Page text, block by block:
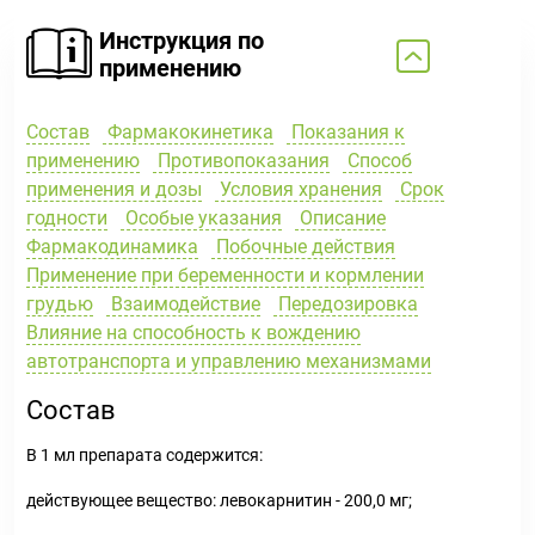
Инструкция по
применению
Состав Фармакокинетика
Показания к
применению
Противопоказания
Способ
применения и дозы
Условия хранения
Срок
годности
Особые указания
Описание
Фармакодинамика
Побочные действия
Применение при беременности и кормлении
грудью
Взаимодействие
Передозировка
Влияние на способность к вождению
автотранспорта и управлению механизмами
Состав
В 1 мл препарата содержится:
действующее вещество: левокарнитин - 200,0 мг;